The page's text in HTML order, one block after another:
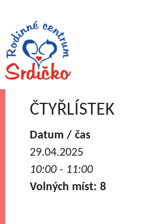
ČTYŘLÍSTEK
Datum / čas
29.04.2025
10:00 - 11:00
Volných míst: 8